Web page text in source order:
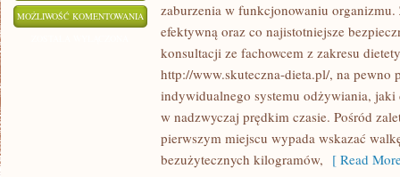
MOŻLIWOŚĆ KOMENTOWANIA OSTATNICH
DZIESIĘCIOLECIACH
IDEALNIE
zaburzenia w funkcjonowaniu organizmu.
efektywną oraz co najistotniejsze
konsultacji ze fachowcem z zakresu
http://www.skuteczna-dieta.pl/, na pewno
indywidualnego systemu odżywiania,
w nadzwyczaj prędkim czasie. Pośród
pierwszym miejscu wypada wskazać
bezużytecznych kilogramów, [ Read